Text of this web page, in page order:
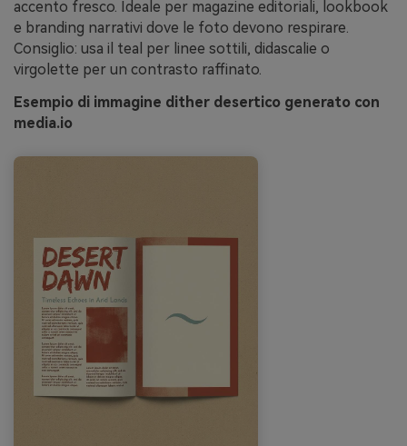
accento fresco. Ideale per magazine editoriali, lookbook
e branding narrativi dove le foto devono respirare.
Consiglio: usa il teal per linee sottili, didascalie o
virgolette per un contrasto raffinato.
Esempio di immagine dither desertico generato con
media.io